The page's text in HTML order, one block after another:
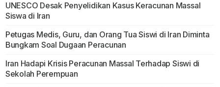
UNESCO Desak Penyelidikan Kasus Keracunan Massal
Siswa di Iran
Petugas Medis, Guru, dan Orang Tua Siswi di Iran Diminta
Bungkam Soal Dugaan Peracunan
Iran Hadapi Krisis Peracunan Massal Terhadap Siswi di
Sekolah Perempuan